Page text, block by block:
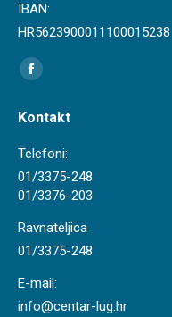
IBAN:
HR5623900011100015238
Find us on:
Facebook
opens
in
new
window
Kontakt
Telefoni:
01/3375-248
01/3376-203
Ravnateljica
01/3375-248
E-mail:
info@centar-lug.hr